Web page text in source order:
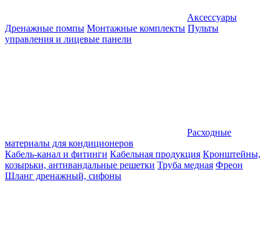
Аксессуары
Дренажные помпы Монтажные комплекты Пульты
управления и лицевые панели
Расходные
материалы для кондиционеров
Кабель-канал и фитинги Кабельная продукция Кронштейны,
козырьки, антивандальные решетки Труба медная Фреон
Шланг дренажный, сифоны